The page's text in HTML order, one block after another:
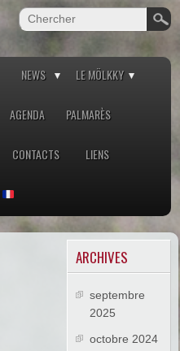
NEWS LE MÖLKKY
AGENDA PALMARÈS
CONTACTS LIENS
ARCHIVES
septembre
2025
octobre 2024